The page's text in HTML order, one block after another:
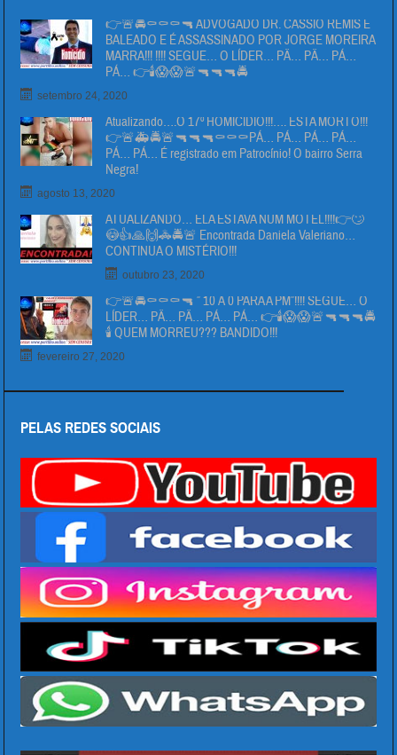
👉🚨🚔⚰⚰⚰🔫 ADVOGADO DR. CÁSSIO REMIS É
BALEADO E É ASSASSINADO POR JORGE MOREIRA
MARRA!!! !!!! SEGUE… O LÍDER… PÄ… PÄ… PÁ…
PÁ… 👉🕯😱😱🚨🔫🔫🔫🚔
setembro 24, 2020
Atualizando….O 17º HOMICIDIO!!!…. ESTA MORTO!!!
👉🚨🚑🚔🚨🔫🔫🔫⚰⚰⚰PÁ… PÁ… PÁ… PÁ…
PÁ… PÁ… É registrado em Patrocínio! O bairro Serra
Negra!
agosto 13, 2020
ATUALIZANDO… ELA ESTAVA NUM MOTEL!!!!👉🙄
😳👍🙏🙌🚓🚔🚨 Encontrada Daniela Valeriano…
CONTINUA O MISTÉRIO!!!
outubro 23, 2020
👉🚨🚔⚰⚰⚰🔫 ” 10 Á 0 PARA A PM”!!!! SEGUE… O
LÍDER… PÄ… PÄ… PÁ… PÁ… 👉🕯😱😱🚨🔫🔫🔫🚔
🕯 QUEM MORREU??? BANDIDO!!!
fevereiro 27, 2020
PELAS REDES SOCIAIS